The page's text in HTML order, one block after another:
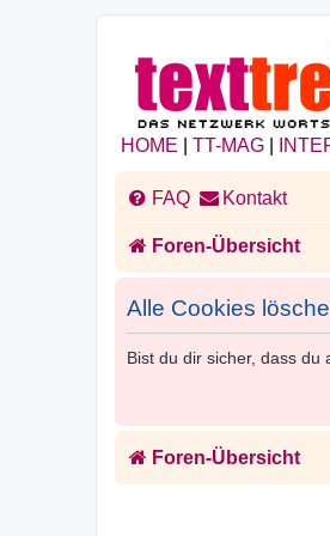
HOME TT-MAG
FAQ Kontakt
Foren-Übersicht
Alle Cookies
Bist du dir sicher, dass du
Foren-Übersicht